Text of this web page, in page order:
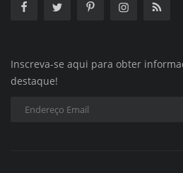
Inscreva-se aqui para obter
destaque!